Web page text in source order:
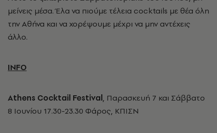
μείνεις μέσα. Έλα να πιούμε τέλεια cocktails με θέα όλη
την Αθήνα και να χορέψουμε μέχρι να μην αντέχεις
άλλο.
INFO
Athens Cocktail Festival, Παρασκευή 7 και Σάββατο
8 Ιουνίου 17.30-23.30 Φάρος, ΚΠΙΣΝ